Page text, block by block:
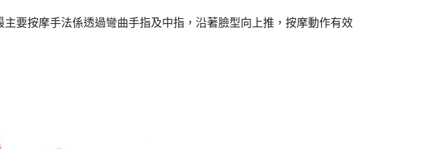
要按摩手法係透過彎曲手指及中指，沿著臉型向上推，按摩動作有效